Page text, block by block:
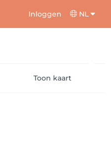
Inloggen NL
Toon kaart